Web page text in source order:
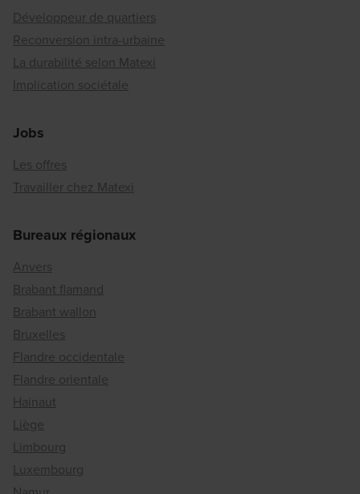
Développeur de quartiers
Reconversion intra-urbaine
La durabilité selon Matexi
Implication sociétale
Jobs
Les offres
Travailler chez Matexi
Bureaux régionaux
Anvers
Brabant flamand
Brabant wallon
Bruxelles
Flandre occidentale
Flandre orientale
Hainaut
Liège
Limbourg
Luxembourg